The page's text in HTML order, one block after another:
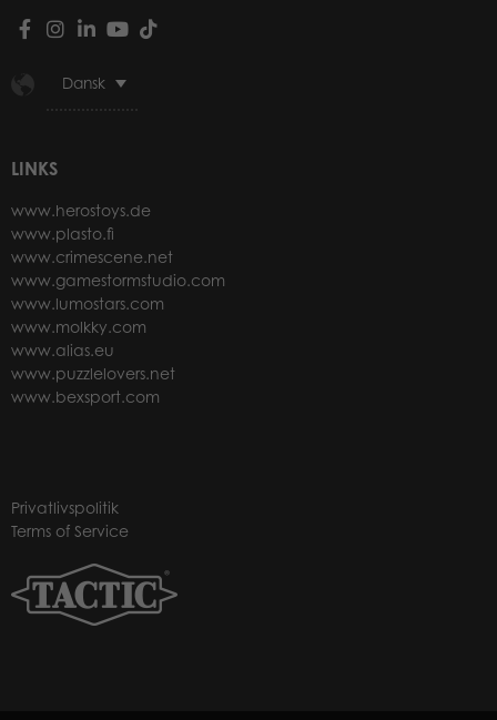
Dansk
LINKS
www.herostoys.de
www.plasto.fi
www.crimescene.net
www.gamestormstudio.com
www.lumostars.com
www.molkky.com
www.alias.eu
www.puzzlelovers.net
www.bexsport.com
Privatlivspolitik
Terms of Service